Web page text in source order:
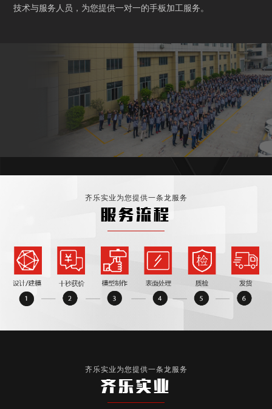
技术与服务人员，为您提供一对一的手板加工服务。
齐乐实业为您提供一条龙服务
服务流程
齐乐实业为您提供一条龙服务
齐乐实业